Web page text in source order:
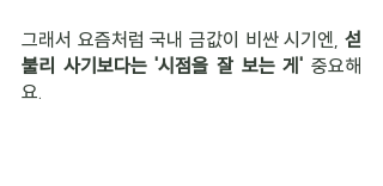
그래서 요즘처럼 국내 금값이 비싼 시기엔, 섣
불리 사기보다는 '시점을 잘 보는 게' 중요해
요.